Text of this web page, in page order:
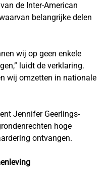
de Inter-American
belangrijke delen
wij op geen enkele
luidt de verklaring.
wij omzetten in nationale
Jennifer Geerlings-
hoge
ontvangen.